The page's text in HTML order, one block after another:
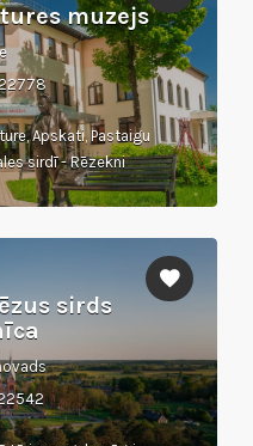
muzejs
Apskati, Pastaigu
sirdī - Rēzekni
sirds